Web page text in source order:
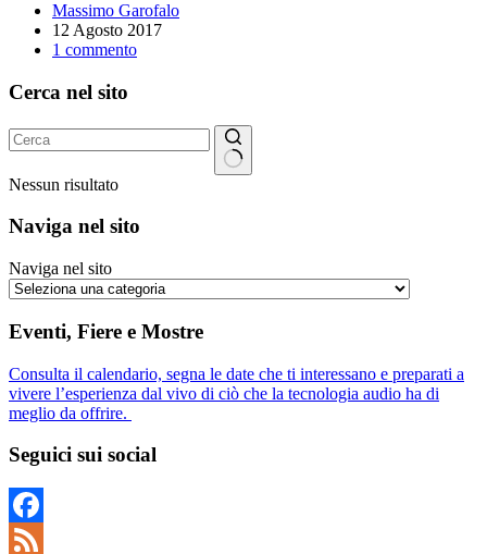
Massimo Garofalo
12 Agosto 2017
1 commento
Cerca nel sito
Nessun risultato
Naviga nel sito
Naviga nel sito
Eventi, Fiere e Mostre
Consulta il calendario, segna le date che ti interessano e preparati a
vivere l’esperienza dal vivo di ciò che la tecnologia audio ha di
meglio da offrire.
Seguici sui social
Facebook